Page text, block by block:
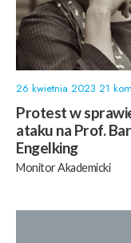
26 kwietnia 2023 21
Protest w
ataku na Prof.
Engelking
Monitor Akademicki